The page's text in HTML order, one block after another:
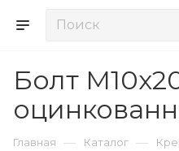
Болт
Главная — Каталог —